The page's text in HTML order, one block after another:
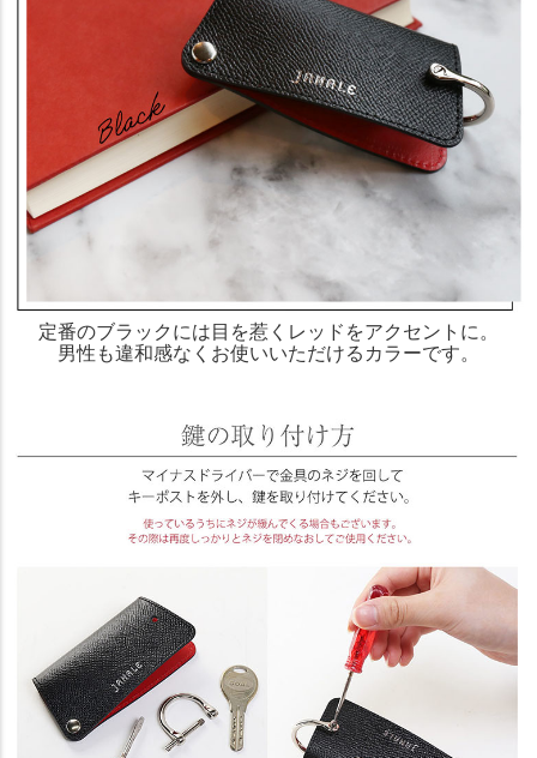
定番のブラックには目を惹くレッドをアクセントに。
男性も違和感なくお使いいただけるカラーです。